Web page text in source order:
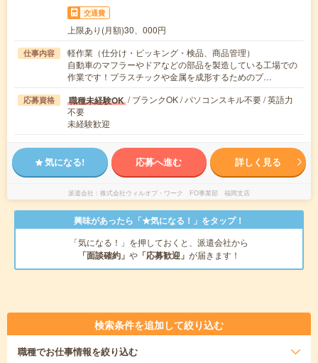
交通費
上限あり(月額)30、000円
仕事内容
軽作業（仕分け・ピッキング・検品、商品管理）
自動車のマフラーやドアなどの部品を製造している工場での
作業です！プラスチックや金属を成形するためのプ…
応募資格 職種未経験OK / ブランクOK / パソコンスキル不要 / 英語力
不要
未経験歓迎
気になる! 応募へ進む 詳しく見る
派遣会社 株式会社ウィルオブ・ワーク FO事業部 福岡支店
興味があったら「★気になる！」をタップ！
「気になる！」を押しておくと、派遣会社から
「面談確約」 や 「応募歓迎」 が届きます！
検索条件を追加して絞り込む
職種でお仕事情報を絞り込む